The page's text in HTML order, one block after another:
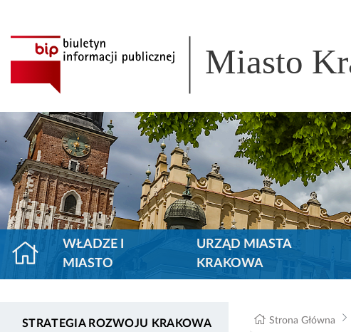
Miasto
WŁADZE I
MIASTO
URZĄD MIASTA
KRAKOWA
STRATEGIA ROZWOJU KRAKOWA Strona Główna